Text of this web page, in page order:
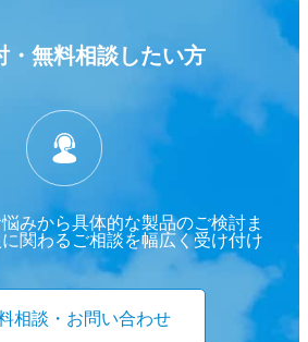
無料相談したい方
みから具体的な製品のご検討ま
関わるご相談を幅広く受け付け
相談・お問い合わせ